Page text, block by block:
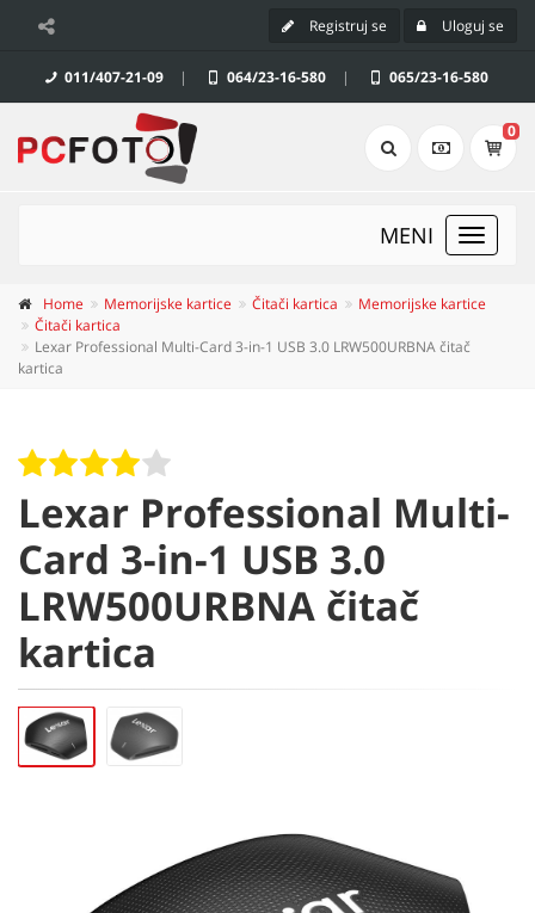
Registruj se Uloguj se
011/407-21-09 | 064/23-16-580 | 065/23-16-580
0
Toggle
MENI
Home Memorijske kartice Čitači kartica
Memorijske kartice
Čitači kartica
Lexar Professional Multi-Card 3-in-1 USB 3.0 LRW500URBNA čitač
kartica
Lexar Professional Multi-
Card 3-in-1 USB 3.0
LRW500URBNA čitač
kartica